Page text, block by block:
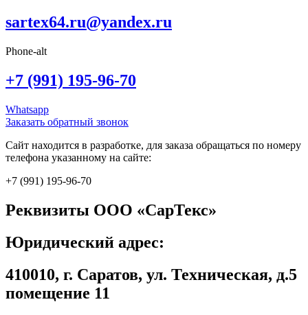
sartex64.ru@yandex.ru
Phone-alt
+7 (991) 195-96-70
Whatsapp
Заказать обратный звонок
Сайт находится в разработке, для заказа обращаться по номеру
телефона указанному на сайте:
+7 (991) 195-96-70
Реквизиты ООО «СарТекс»
Юридический адрес:
410010, г. Саратов, ул. Техническая, д.5
помещение 11